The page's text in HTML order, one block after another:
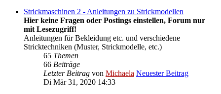
Strickmaschinen 2 - Anleitungen zu Strickmodellen
Hier keine Fragen oder Postings einstellen, Forum nur
mit Lesezugriff!
Anleitungen für Bekleidung etc. und verschiedene
Stricktechniken (Muster, Strickmodelle, etc.)
65 Themen
66 Beiträge
Letzter Beitrag von Michaela Neuester Beitrag
Di Mär 31, 2020 14:33